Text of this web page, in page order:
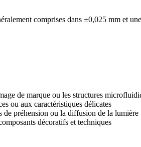
comprises dans ±0,025 mm et
de marque ou les structures
ou aux caractéristiques délicates
de préhension ou la diffusion de la lumière
décoratifs et techniques